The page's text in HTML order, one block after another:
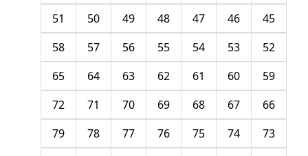
45
46
47
48
49
50
51
52
53
54
55
56
57
58
59
60
61
62
63
64
65
66
67
68
69
70
71
72
73
74
75
76
77
78
79